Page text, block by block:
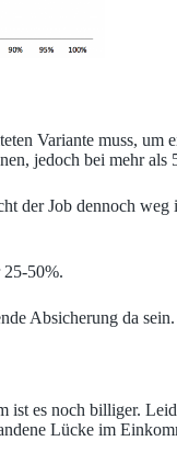
Variante muss, um
jedoch bei mehr als
der Job dennoch
25-50%.
Absicherung da sein.
es noch billiger.
Lücke im